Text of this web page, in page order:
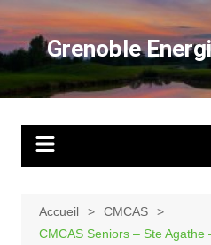
Aller
au
contenuGrenoble
Accueil
CMCAS
CMCAS Seniors – Ste Agathe